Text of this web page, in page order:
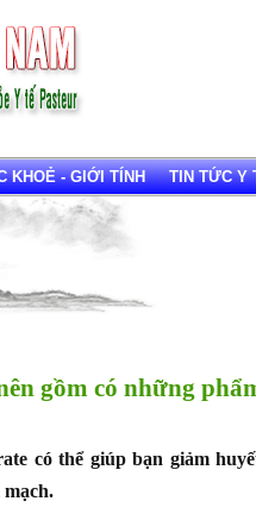
KHOẺ - GIỚI TÍNH TIN TỨC Y
gồm có những
có thể giúp bạn giảm
mạch.